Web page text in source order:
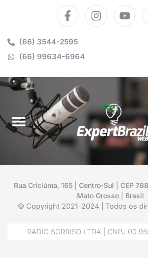
(66) 3544-2595
(66) 99634-6964
Rua Criciúma, 165 | Centro-Sul | CEP
Mato Grosso | Brasil
© Copyright 2021-2024 | Todos os
RADIO SORRISO LTDA | CNPJ